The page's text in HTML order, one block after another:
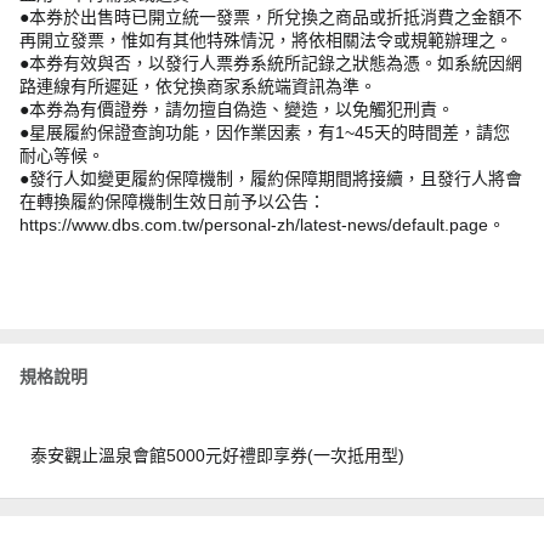
●本券於出售時已開立統一發票，所兌換之商品或折抵消費之金額不
再開立發票，惟如有其他特殊情況，將依相關法令或規範辦理之。
●本券有效與否，以發行人票券系統所記錄之狀態為憑。如系統因網
路連線有所遲延，依兌換商家系統端資訊為準。
●本券為有價證券，請勿擅自偽造、變造，以免觸犯刑責。
●星展履約保證查詢功能，因作業因素，有1~45天的時間差，請您
耐心等候。
●發行人如變更履約保障機制，履約保障期間將接續，且發行人將會
在轉換履約保障機制生效日前予以公告：
https://www.dbs.com.tw/personal-zh/latest-news/default.page。
規格說明
泰安觀止溫泉會館5000元好禮即享券(一次抵用型)